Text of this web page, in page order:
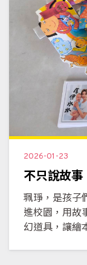
2026-01-23
不只說故
珮琤，是孩子
進校園，用故
幻道具，讓繪